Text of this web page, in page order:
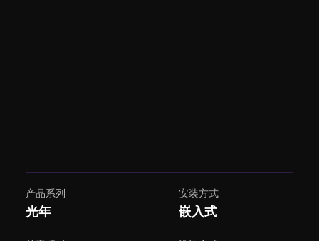
产品系列
光年
安装方式
嵌入式